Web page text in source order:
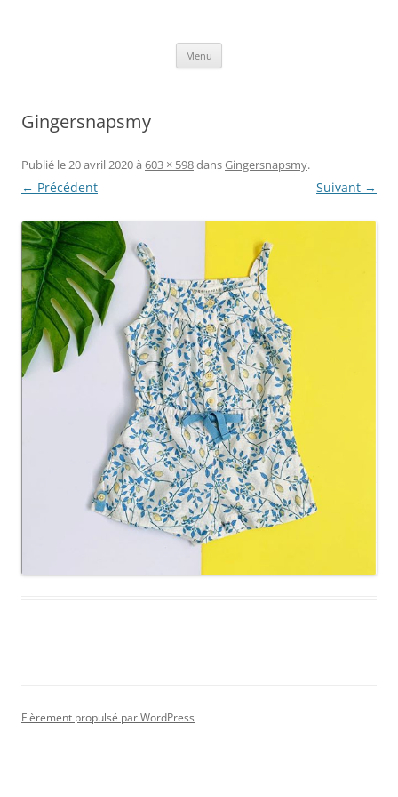
Menu
Gingersnapsmy
Publié le20 avril 2020à 603 × 598dansGingersnapsmy.
← Précédent Suivant →
Fièrement propulsé par WordPress